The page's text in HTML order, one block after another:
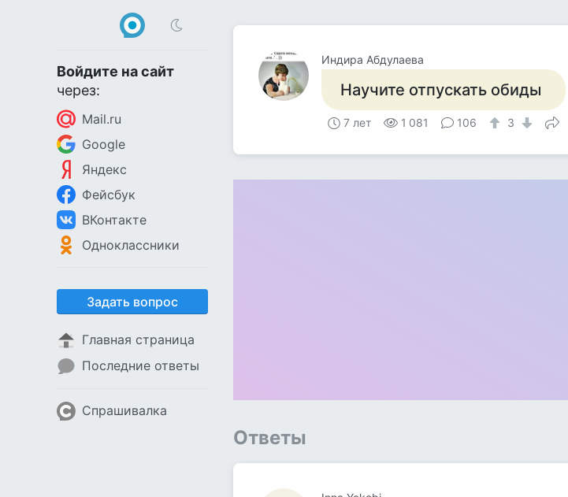
Войдите на сайт
через:
Mail.ru
Google
Яндекс
Фейсбук
ВКонтакте
Одноклассники
Задать вопрос
Главная страница
Последние ответы
Спрашивалка
Индира Абдулаева
Научите отпускать обиды
7 лет 1 081 106 3
Ответы